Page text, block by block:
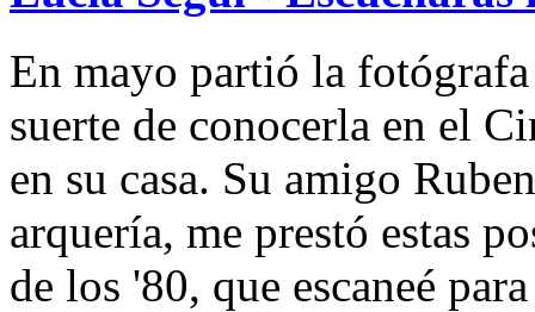
En mayo partió la
suerte de conocerla en el
en su casa. Su amigo
arquería, me prestó estas
de los '80, que escaneé